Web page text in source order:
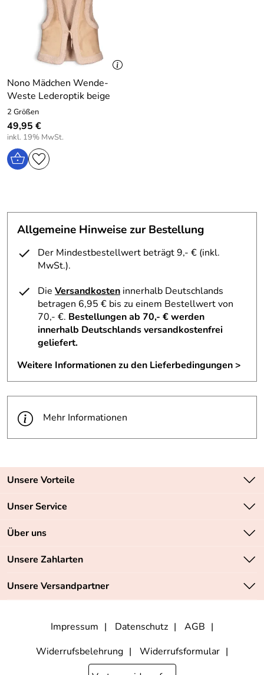
Nono Mädchen Wende-
Weste Lederoptik beige
2 Größen
49,95 €
inkl. 19% MwSt.
Allgemeine Hinweise zur Bestellung
Der Mindestbestellwert beträgt 9,- € (inkl.
MwSt.).
Die Versandkosten innerhalb Deutschlands
betragen 6,95 € bis zu einem Bestellwert von
70,- €. Bestellungen ab 70,- € werden
innerhalb Deutschlands versandkostenfrei
geliefert.
Weitere Informationen zu den Lieferbedingungen >
Mehr Informationen
Unsere Vorteile
Zahlungsarten: Vorkasse, PayPal, PayPal Express
Unser Service
Kontakt
Retourenabwicklung
Lieferbedingungen
Über uns
Unsere Bestseller
Neu
Unsere Zahlarten
Unsere Versandpartner
Impressum Datenschutz
AGB
Widerrufsbelehrung
Widerrufsformular